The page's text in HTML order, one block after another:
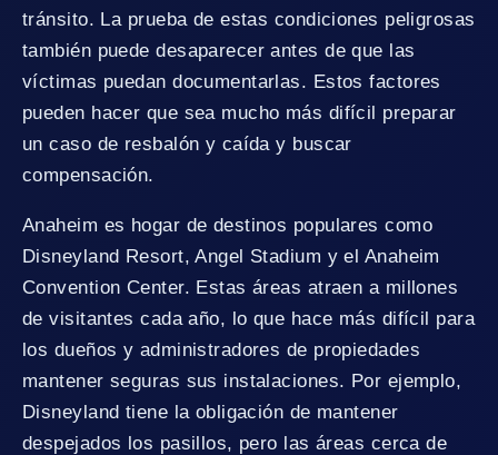
tránsito. La prueba de estas condiciones peligrosas
también puede desaparecer antes de que las
víctimas puedan documentarlas. Estos factores
pueden hacer que sea mucho más difícil preparar
un caso de resbalón y caída y buscar
compensación.
Anaheim es hogar de destinos populares como
Disneyland Resort, Angel Stadium y el Anaheim
Convention Center. Estas áreas atraen a millones
de visitantes cada año, lo que hace más difícil para
los dueños y administradores de propiedades
mantener seguras sus instalaciones. Por ejemplo,
Disneyland tiene la obligación de mantener
despejados los pasillos, pero las áreas cerca de